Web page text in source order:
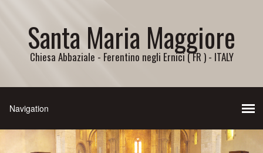
Santa Maria Maggiore
Chiesa Abbaziale - Ferentino negli Ernici ( FR ) - ITALY